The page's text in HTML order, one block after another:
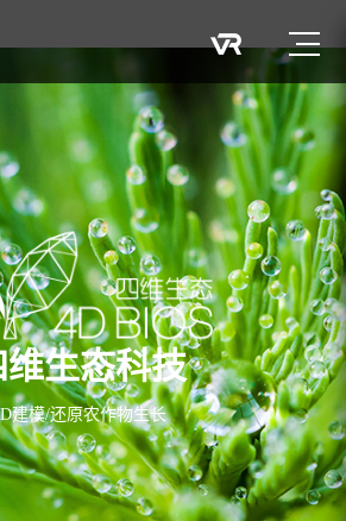
维生态科技
建模/还原农作物生长